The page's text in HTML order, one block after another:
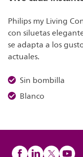
Philips my Living
con siluetas
se adapta a los
actuales.
Sin bombilla
Blanco